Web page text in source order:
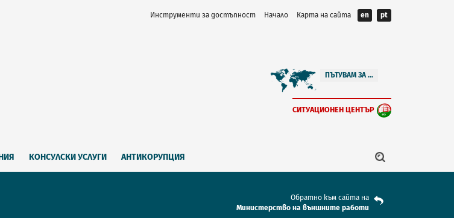
Инструменти за достъпност Начало Карта на сайта en pt
ПЪТУВАМ ЗА ...
СИТУАЦИОНЕН ЦЕНТЪР
КОНСУЛСКИ УСЛУГИ АНТИКОРУПЦИЯ
Обратно към сайта на
Mинистерство на външните работи